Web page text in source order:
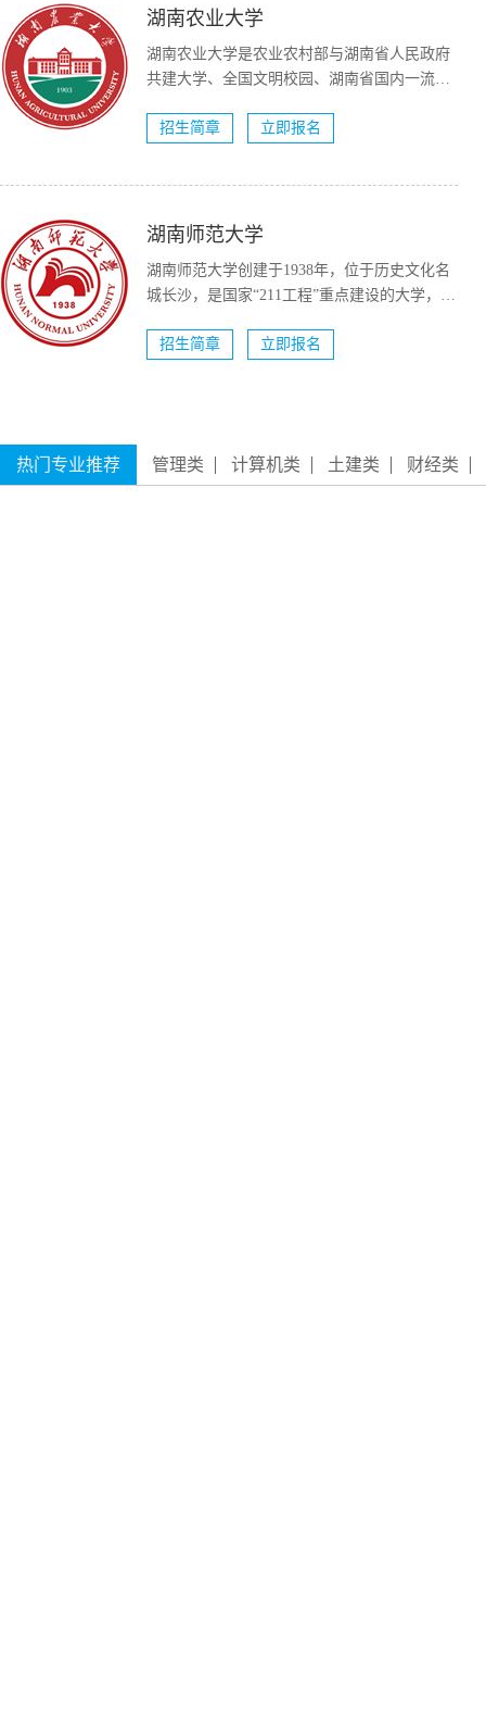
湖南农业大学
湖南农业大学是农业农村部与湖南省人民政府
共建大学、全国文明校园、湖南省国内一流大
招生简章
立即报名
湖南师范大学
湖南师范大学创建于1938年，位于历史文化名
城长沙，是国家“211工程”重点建设的大学，国
招生简章
立即报名
热门专业推荐 管理类 计算机类 土建类 财经类